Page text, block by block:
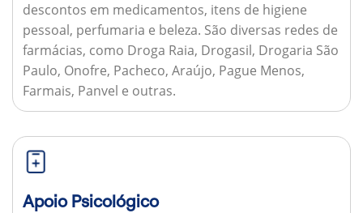
descontos em medicamentos, itens de higiene
pessoal, perfumaria e beleza. São diversas redes de
farmácias, como Droga Raia, Drogasil, Drogaria São
Paulo, Onofre, Pacheco, Araújo, Pague Menos,
Farmais, Panvel e outras.
Apoio Psicológico